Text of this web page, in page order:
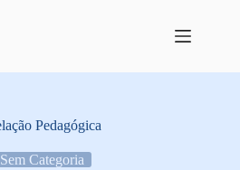
Pedagógica
Sem Categoria